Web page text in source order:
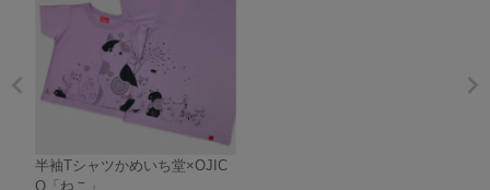
半袖Tシャツかめいち堂×OJIC
O「ねこ」